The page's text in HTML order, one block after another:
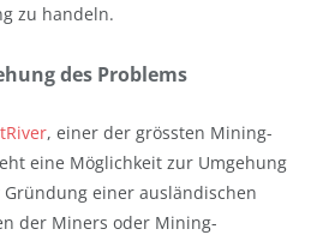
zu handeln.
des Problems
, einer der grössten Mining-
eine Möglichkeit zur Umgehung
einer ausländischen
der Miners oder Mining-